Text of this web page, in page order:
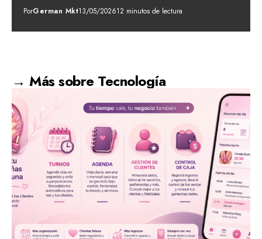
PorGerman Mkt13/05/202612 minutos de lectura
→ Más sobre Tecnología